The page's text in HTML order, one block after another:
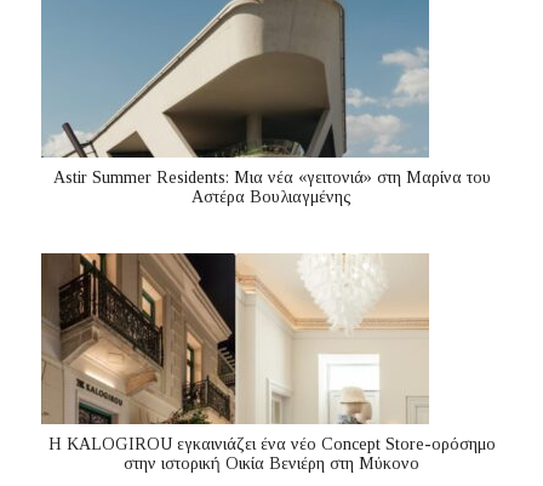
Astir Summer Residents: Μια νέα «γειτονιά» στη Μαρίνα του
Αστέρα Βουλιαγμένης
Η KALOGIROU εγκαινιάζει ένα νέο Concept Store-ορόσημο
στην ιστορική Οικία Βενιέρη στη Μύκονο